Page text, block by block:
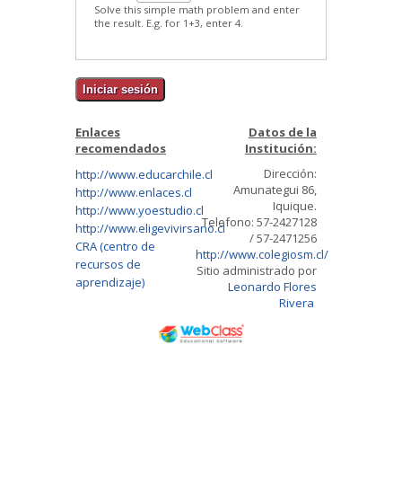
Solve this simple math problem and enter
the result. E.g. for 1+3, enter 4.
Enlaces
recomendados
http://www.educarchile.cl
http://www.enlaces.cl
http://www.yoestudio.cl
http://www.eligevivirsano.cl
CRA (centro de
recursos de
aprendizaje)
Datos de la
Institución:
Dirección:
Amunategui 86,
Iquique.
Telefono: 57-2427128
/ 57-2471256
http://www.colegiosm.cl/
Sitio administrado por
Leonardo Flores
Rivera